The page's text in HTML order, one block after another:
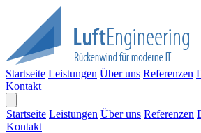
Startseite Leistungen Über uns Referenzen
Kontakt
Startseite Leistungen Über uns Referenzen
Kontakt